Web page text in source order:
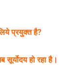
प्रयुक्त है?
हो रहा है।